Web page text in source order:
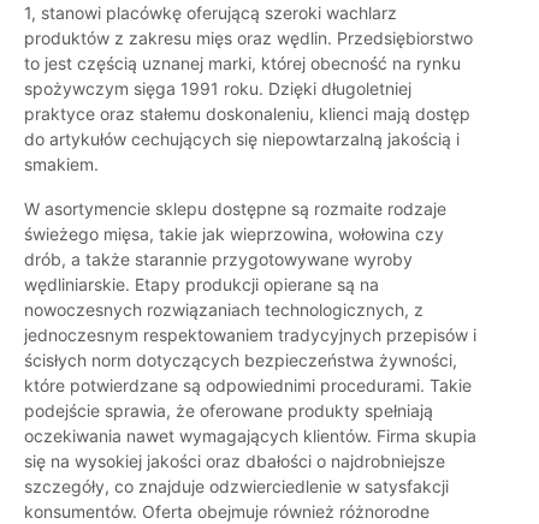
1, stanowi placówkę oferującą szeroki wachlarz
produktów z zakresu mięs oraz wędlin. Przedsiębiorstwo
to jest częścią uznanej marki, której obecność na rynku
spożywczym sięga 1991 roku. Dzięki długoletniej
praktyce oraz stałemu doskonaleniu, klienci mają dostęp
do artykułów cechujących się niepowtarzalną jakością i
smakiem.
W asortymencie sklepu dostępne są rozmaite rodzaje
świeżego mięsa, takie jak wieprzowina, wołowina czy
drób, a także starannie przygotowywane wyroby
wędliniarskie. Etapy produkcji opierane są na
nowoczesnych rozwiązaniach technologicznych, z
jednoczesnym respektowaniem tradycyjnych przepisów i
ścisłych norm dotyczących bezpieczeństwa żywności,
które potwierdzane są odpowiednimi procedurami. Takie
podejście sprawia, że oferowane produkty spełniają
oczekiwania nawet wymagających klientów. Firma skupia
się na wysokiej jakości oraz dbałości o najdrobniejsze
szczegóły, co znajduje odzwierciedlenie w satysfakcji
konsumentów. Oferta obejmuje również różnorodne